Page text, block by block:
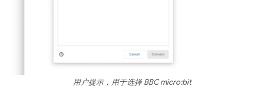
用户提示，用于选择 BBC micro:bit